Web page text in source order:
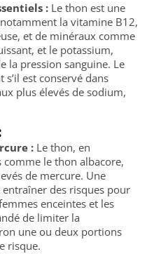
: Le thon est une
la vitamine B12,
et de minéraux comme
et le potassium,
la pression sanguine. Le
est conservé dans
plus élevés de sodium,
: Le thon, en
comme le thon albacore,
de mercure. Une
des risques pour
enceintes et les
de limiter la
une ou deux portions
risque.